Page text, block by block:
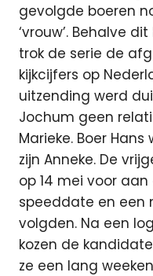
gevolgde boeren
‘vrouw’. Behalve
trok de serie de
kijkcijfers op
uitzending werd
Jochum geen
Marieke. Boer
zijn Anneke. De
op 14 mei voor
speeddate en een
volgden. Na een
kozen de
ze een lang